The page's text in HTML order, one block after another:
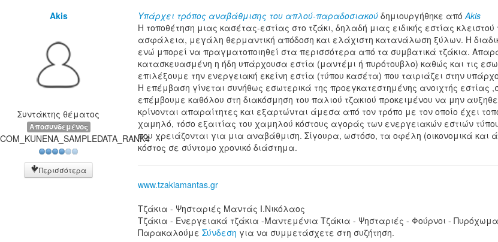
Akis
Συντάκτης θέματος
Αποσυνδεμένος
COM_KUNENA_SAMPLEDATA_RANK4
Περισσότερα
Υπάρχει τρόπος αναβάθμισης του απλού-παραδοσιακούδημιουργήθηκε από Akis
Η τοποθέτηση μιας κασέτας-εστίας στο τζάκι, δηλαδή μιας ειδικής εστίας
ασφάλεια, μεγάλη θερμαντική απόδοση και ελάχιστη κατανάλωση ξύλων. Η
ενώ μπορεί να πραγματοποιηθεί στα περισσότερα από τα συμβατικά τζάκια.
κατασκευασμένη η ήδη υπάρχουσα εστία (μαντέμι ή πυρότουβλο) καθώς και τις
επιλέξουμε την ενεργειακή εκείνη εστία (τύπου κασέτα) που ταιριάζει στην
Η επέμβαση γίνεται συνήθως εσωτερικά της προεγκατεστημένης ανοιχτής
επέμβουμε καθόλου στη διακόσμηση του παλιού τζακιού προκειμένου να μην
κρίνονται απαραίτητες και εξαρτώνται άμεσα από τον τρόπο με τον οποίο έχει
χαμηλό, τόσο εξαιτίας του χαμηλού κόστους αγοράς των ενεργειακών εστιών
που χρειάζονται για μια αναβάθμιση. Σίγουρα, ωστόσο, τα οφέλη (οικονομικά
κόστος σε σύντομο χρονικό διάστημα.
www.tzakiamantas.gr
Τζάκια - Ψησταριές Μαντάς Ι.Νικόλαος
Τζάκια - Ενεργειακά τζάκια -Μαντεμένια Τζάκια - Ψησταριές - Φούρνοι -
Παρακαλούμε Σύνδεση για να συμμετάσχετε στη συζήτηση.